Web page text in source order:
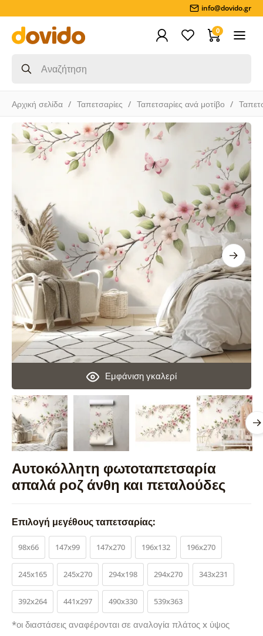
info@dovido.gr
0
Αρχική σελίδα Ταπετσαρίες Ταπετσαρίες ανά μοτίβο
Αυτοκόλλητη φωτοταπετσαρία
απαλά ροζ άνθη και πεταλούδες
Εμφάνιση γκαλερί
Επιλογή μεγέθους ταπετσαρίας:
98x66 147x99 147x270 196x132 196x270
245x165 245x270 294x198 294x270 343x231
392x264 441x297 490x330 539x363
*οι διαστάσεις αναφέρονται σε αναλογία πλάτος x ύψος